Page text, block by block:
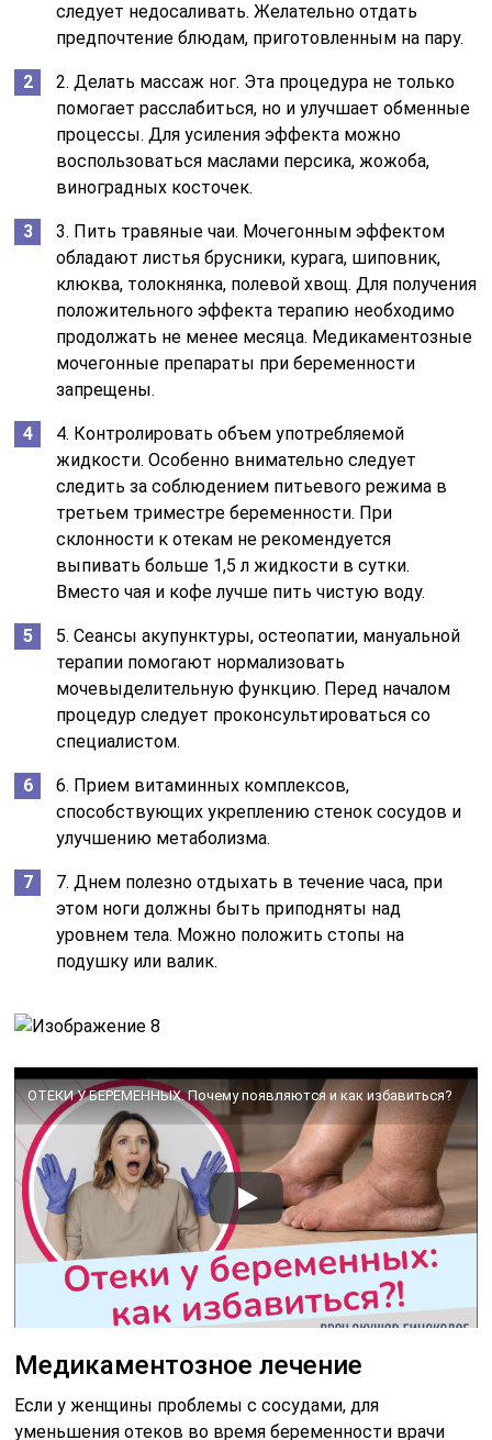
следует недосаливать. Желательно отдать
предпочтение блюдам, приготовленным на пару.
2. Делать массаж ног. Эта процедура не только
помогает расслабиться, но и улучшает обменные
процессы. Для усиления эффекта можно
воспользоваться маслами персика, жожоба,
виноградных косточек.
3. Пить травяные чаи. Мочегонным эффектом
обладают листья брусники, курага, шиповник,
клюква, толокнянка, полевой хвощ. Для получения
положительного эффекта терапию необходимо
продолжать не менее месяца. Медикаментозные
мочегонные препараты при беременности
запрещены.
4. Контролировать объем употребляемой
жидкости. Особенно внимательно следует
следить за соблюдением питьевого режима в
третьем триместре беременности. При
склонности к отекам не рекомендуется
выпивать больше 1,5 л жидкости в сутки.
Вместо чая и кофе лучше пить чистую воду.
5. Сеансы акупунктуры, остеопатии, мануальной
терапии помогают нормализовать
мочевыделительную функцию. Перед началом
процедур следует проконсультироваться со
специалистом.
6. Прием витаминных комплексов,
способствующих укреплению стенок сосудов и
улучшению метаболизма.
7. Днем полезно отдыхать в течение часа, при
этом ноги должны быть приподняты над
уровнем тела. Можно положить стопы на
подушку или валик.
ОТЕКИ У БЕРЕМЕННЫХ. Почему появляются и как избавиться?
Медикаментозное лечение
Если у женщины проблемы с сосудами, для
уменьшения отеков во время беременности врачи